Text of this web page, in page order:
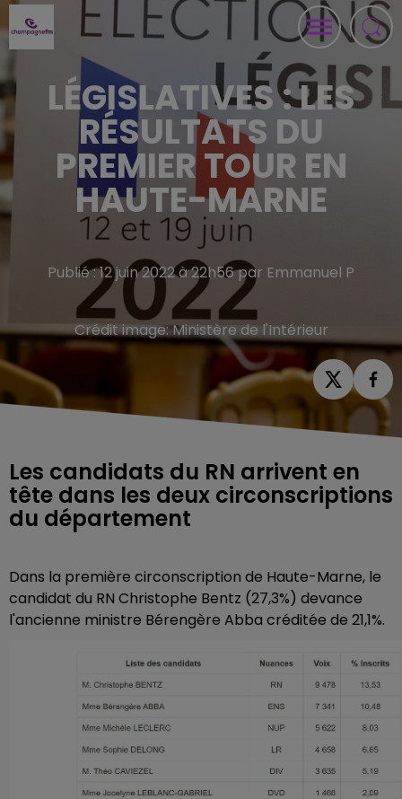
LÉGISLATIVES : LES
RÉSULTATS DU
PREMIER TOUR EN
HAUTE-MARNE
Publié : 12 juin 2022 à 22h56 par Emmanuel P
Crédit image:Ministère de l'Intérieur
Les candidats du RN arrivent en
tête dans les deux circonscriptions
du département
Dans la première circonscription de Haute-Marne, le
candidat du RN Christophe Bentz (27,3%) devance
l'ancienne ministre Bérengère Abba créditée de 21,1%.